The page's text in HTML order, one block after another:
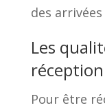
des
Les
Pour être